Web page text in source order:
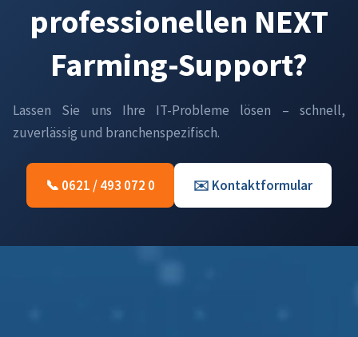
professionellen NEXT
Farming-Support?
Lassen Sie uns Ihre IT-Probleme lösen – schnell,
zuverlässig und branchenspezifisch.
📞 0621 / 493 072 0 ✉️ Kontaktformular